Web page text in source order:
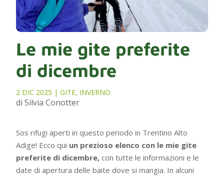
Le mie gite preferite
di dicembre
2 DIC 2025 |GITE, INVERNO
di Silvia Conotter
Sos rifugi aperti in questo periodo in Trentino Alto
Adige! Ecco qui un prezioso elenco con le mie gite
preferite di dicembre,con tutte le informazioni e le
date di apertura delle baite dove si mangia. In alcuni